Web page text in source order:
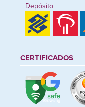
Depósito
CERTIFICADOS